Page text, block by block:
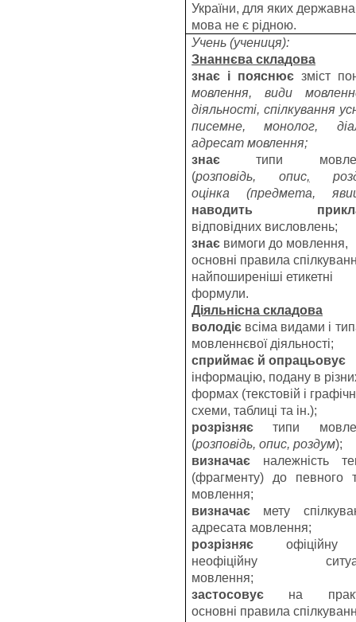
України, для яких державна
мова не є рідною.
Учень (учениця):
Знаннєва складова
знає і пояснюєзміст
мовлення, види
діяльності, спілкування
писемне, монолог,
адресат мовлення;
знаєтипи
(розповідь, опис,
оцінка (предмета,
наводить
відповідних висловлень;
знає вимоги до мовлення,
основні правила
найпоширеніші етикетні
формули.
Діяльнісна складова
володіє всіма видами і
мовленнєвої діяльності;
сприймає й опрацьовує
інформацію, подану в
формах (текстовій і
схеми, таблиці та ін.);
розрізняє типи
(розповідь, опис, роздум);
визначає належність
(фрагменту) до певного
мовлення;
визначає мету
адресата мовлення;
розрізняє
неофіційну
мовлення;
застосовує на
основні правила